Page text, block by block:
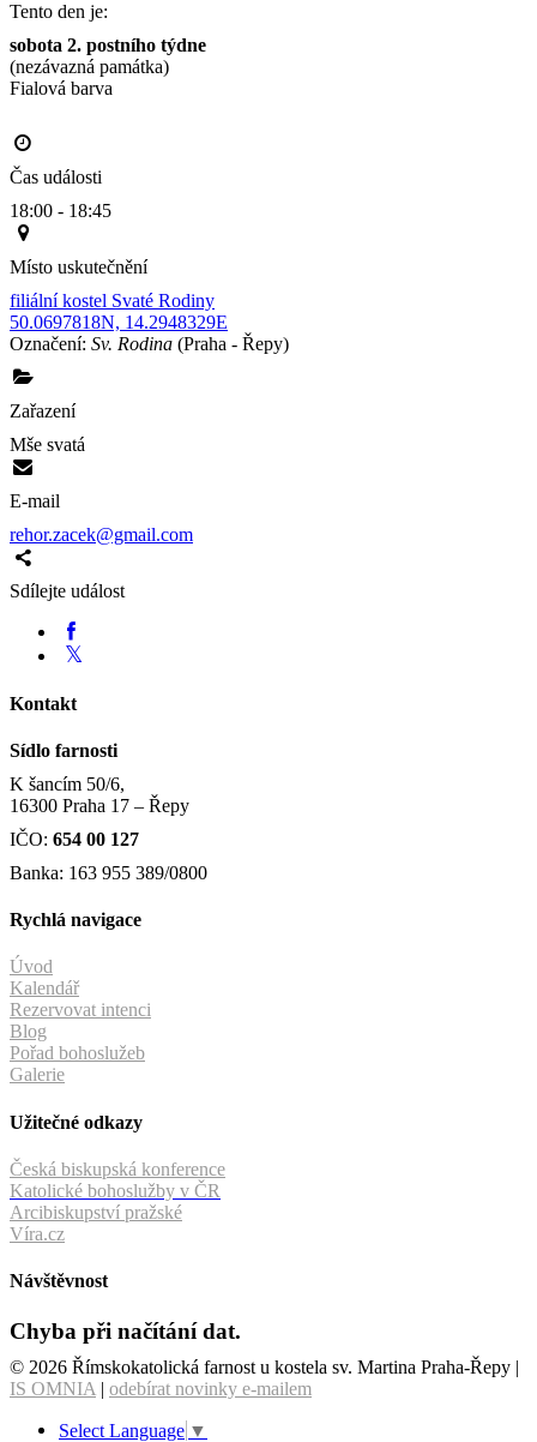
Tento den je:
sobota 2. postního týdne
(nezávazná památka)
Fialová barva
Čas události
18:00 - 18:45
Místo uskutečnění
filiální kostel Svaté Rodiny
50.0697818N, 14.2948329E
Označení: Sv. Rodina (Praha - Řepy)
Zařazení
Mše svatá
E-mail
rehor.zacek@gmail.com
Sdílejte událost
Kontakt
Sídlo farnosti
K šancím 50/6,
16300 Praha 17 – Řepy
IČO: 654 00 127
Banka: 163 955 389/0800
Rychlá navigace
Úvod
Kalendář
Rezervovat intenci
Blog
Pořad bohoslužeb
Galerie
Užitečné odkazy
Česká biskupská konference
Katolické bohoslužby v ČR
Arcibiskupství pražské
Víra.cz
Návštěvnost
Chyba při načítání dat.
© 2026 Římskokatolická farnost u kostela sv. Martina Praha-Řepy |
IS OMNIA | odebírat novinky e-mailem
Select Language ▼